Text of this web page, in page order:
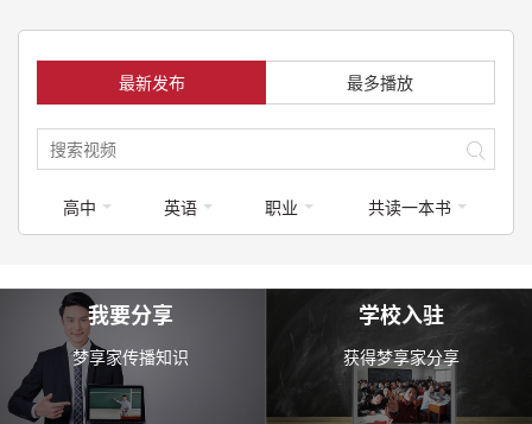
最新发布 最多播放
高中 英语 职业 共读一本书
我要分享
梦享家传播知识
学校入驻
获得梦享家分享